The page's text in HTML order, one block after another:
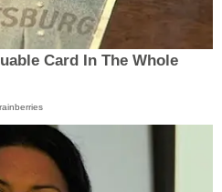
Card In The Whole